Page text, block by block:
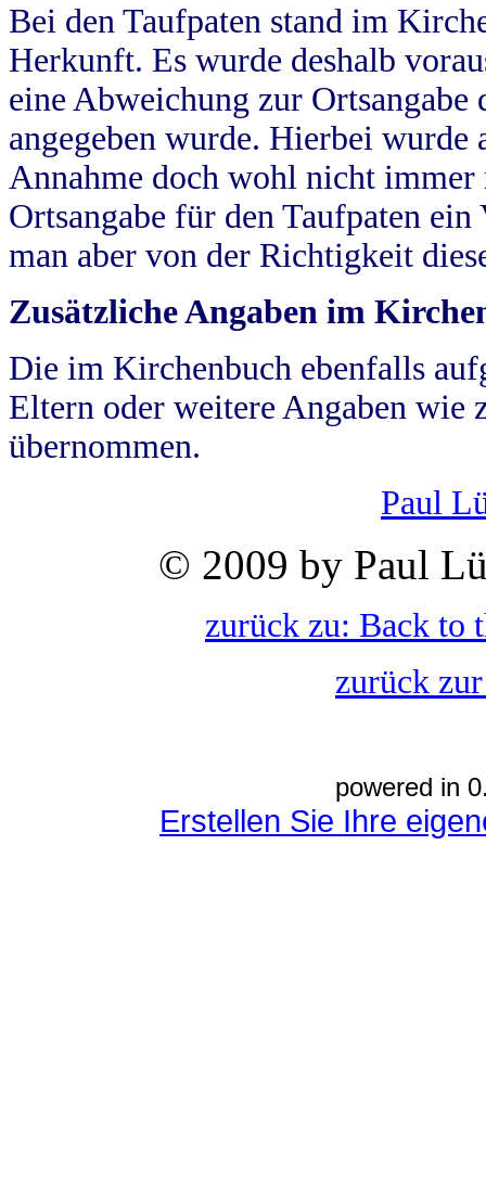
Bei den Taufpaten stand im
Herkunft. Es wurde deshalb
eine Abweichung zur
angegeben wurde. Hierbei wurde
Annahme doch wohl nicht
Ortsangabe für den Taufpaten
man aber von der Richtigkeit
Zusätzliche Angaben im
Die im Kirchenbuch ebenfalls
Eltern oder weitere Angaben wie
übernommen.
Paul
© 2009 by Paul
zurück zu: Back to
zurück
powered in
Erstellen Sie Ihre